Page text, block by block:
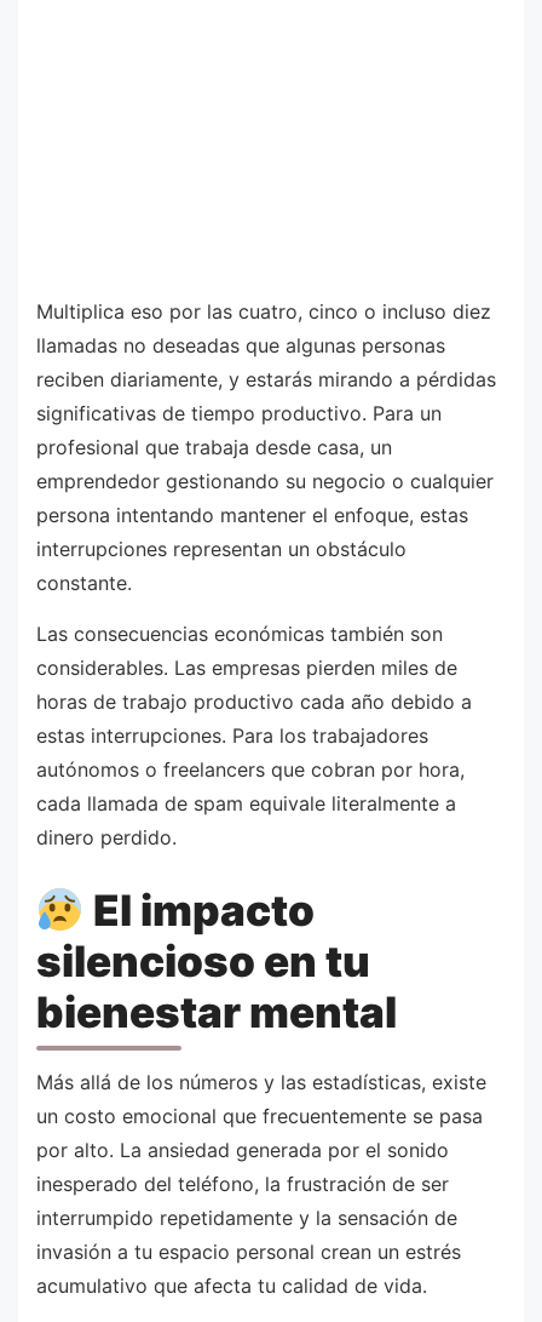
Multiplica eso por las cuatro, cinco o incluso diez
llamadas no deseadas que algunas personas
reciben diariamente, y estarás mirando a pérdidas
significativas de tiempo productivo. Para un
profesional que trabaja desde casa, un
emprendedor gestionando su negocio o cualquier
persona intentando mantener el enfoque, estas
interrupciones representan un obstáculo
constante.
Las consecuencias económicas también son
considerables. Las empresas pierden miles de
horas de trabajo productivo cada año debido a
estas interrupciones. Para los trabajadores
autónomos o freelancers que cobran por hora,
cada llamada de spam equivale literalmente a
dinero perdido.
El impacto
silencioso en tu
bienestar mental
Más allá de los números y las estadísticas, existe
un costo emocional que frecuentemente se pasa
por alto. La ansiedad generada por el sonido
inesperado del teléfono, la frustración de ser
interrumpido repetidamente y la sensación de
invasión a tu espacio personal crean un estrés
acumulativo que afecta tu calidad de vida.